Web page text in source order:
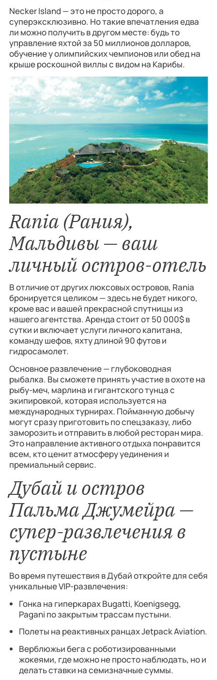
Necker Island — это не просто дорого, а
суперэксклюзивно. Но такие впечатления едва
ли можно получить в другом месте: будь то
управление яхтой за 50 миллионов долларов,
обучение у олимпийских чемпионов или обед на
крыше роскошной виллы с видом на Карибы.
Rania (Рания),
Мальдивы — ваш
личный остров-отель
В отличие от других люксовых островов, Rania
бронируется целиком — здесь не будет никого,
кроме вас и вашей прекрасной спутницы из
нашего агентства. Аренда стоит от 50 000$ в
сутки и включает услуги личного капитана,
команду шефов, яхту длиной 90 футов и
гидросамолет.
Основное развлечение — глубоководная
рыбалка. Вы сможете принять участие в охоте на
рыбу-меч, марлина и гигантского тунца с
экипировкой, которая используется на
международных турнирах. Пойманную добычу
могут сразу приготовить по спецзаказу, либо
заморозить и отправить в любой ресторан мира.
Это направление активного отдыха понравится
всем, кто ценит атмосферу уединения и
премиальный сервис.
Дубай и остров
Пальма Джумейра —
супер-развлечения в
пустыне
Во время путешествия в Дубай откройте для себя
уникальные VIP-развлечения:
Гонка на гиперкарах Bugatti, Koenigsegg,
Pagani по закрытым трассам пустыни.
Полеты на реактивных ранцах Jetpack Aviation.
Верблюжьи бега с роботизированными
жокеями, где можно не просто наблюдать, но и
делать ставки на семизначные суммы.